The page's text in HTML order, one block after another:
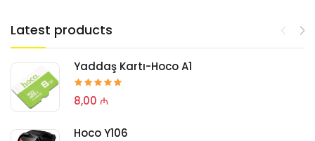
Latest products
Yaddaş Kartı-Hoco A1
8,00 ₼
Hoco Y106